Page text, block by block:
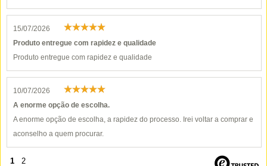
15/07/2026
Produto entregue com rapidez e qualidade
Produto entregue com rapidez e qualidade
10/07/2026
A enorme opção de escolha.
A enorme opção de escolha, a rapidez do processo. Irei voltar a comprar e
aconselho a quem procurar.
1 2